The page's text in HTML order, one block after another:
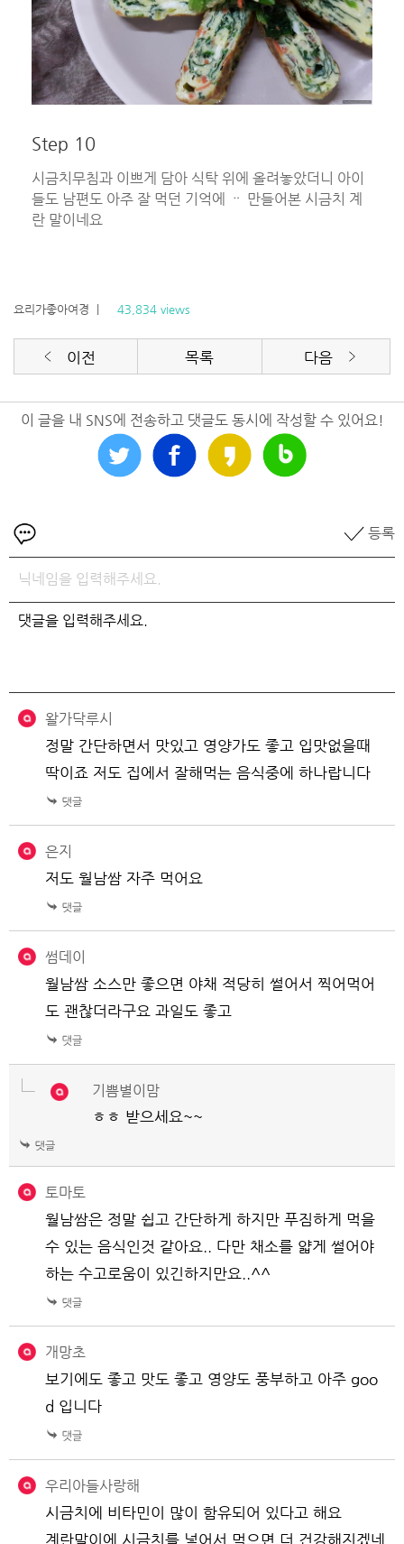
Step 10
시금치무침과 이쁘게 담아 식탁 위에 올려놓았더니 아이
들도 남편도 아주 잘 먹던 기억에 ᆢ 만들어본 시금치 계
란 말이네요
요리가좋아여경 43,834 views
이전 목록 다음
이 글을 내 SNS에 전송하고 댓글도 동시에 작성할 수 있어요!
등록
왈가닥루시
정말 간단하면서 맛있고 영양가도 좋고 입맛없을때
딱이죠 저도 집에서 잘해먹는 음식중에 하나랍니다
은지
저도 월남쌈 자주 먹어요
썸데이
월남쌈 소스만 좋으면 야채 적당히 썰어서 찍어먹어
도 괜찮더라구요 과일도 좋고
기쁨별이맘
ㅎㅎ 받으세요~~
토마토
월남쌈은 정말 쉽고 간단하게 하지만 푸짐하게 먹을
수 있는 음식인것 같아요.. 다만 채소를 얇게 썰어야
하는 수고로움이 있긴하지만요..^^
개망초
보기에도 좋고 맛도 좋고 영양도 풍부하고 아주 goo
d 입니다
우리아들사랑해
시금치에 비타민이 많이 함유되어 있다고 해요
계란말이에 시금치를 넣어서 먹으면 더 건강해지겠네